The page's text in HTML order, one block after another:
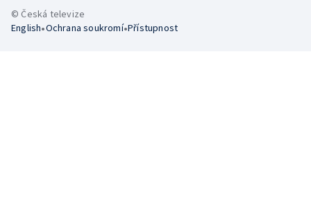
© Česká televize
English•Ochrana soukromí•Přístupnost